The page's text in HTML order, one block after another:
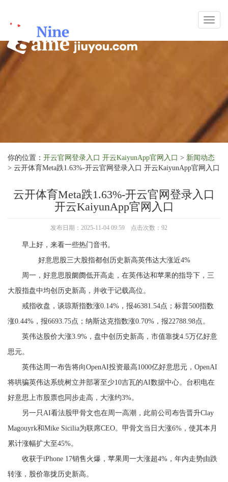
Toggle
你的位置： 开云官网登录入口 开云KaiyunApp官网入口 > 新闻动态
> 云开体育Meta跌1.63%-开云官网登录入口 开云KaiyunApp官网入口
云开体育Meta跌1.63%-开云官网登录入口
开云KaiyunApp官网入口
发布日期：2025-11-04 09:59 点击次数：92
早上好，来看一些热门音书。
好意思股三大股指都创历史新高英伟达大涨近4%
周一，好意思股阛阓低开高走，在英伟达和苹果的指导下，三
大股指盘中均创历史新高，并收于记载高位。
戒指收盘，谈琼斯指数涨0.14%，报46381.54点；标普500指数
涨0.44%，报6693.75点；纳斯达克指数涨0.70%，报22788.98点。
英伟达股价大涨3.9%，盘中创历史新高，市值靠拢4.5万亿好意
思元。
英伟达周一布告将向OpenAI投资最高1000亿好意思元，OpenAI
将哄骗英伟达系统树立并部署至少10吉瓦的AI数据中心。台积电在
好意思上市股票也同步走高，大涨约3%。
另一只AI看法股甲骨文也在周一高潮，此前公司布告晋升Clay
Magouyrk和Mike Sicilia为联席CEO。甲骨文当日大涨6%，使其本月
累计涨幅扩大至45%。
收获于iPhone 17销售火爆，苹果周一大涨超4%，年内走势由跌
转涨，股价靠拢历史新高。